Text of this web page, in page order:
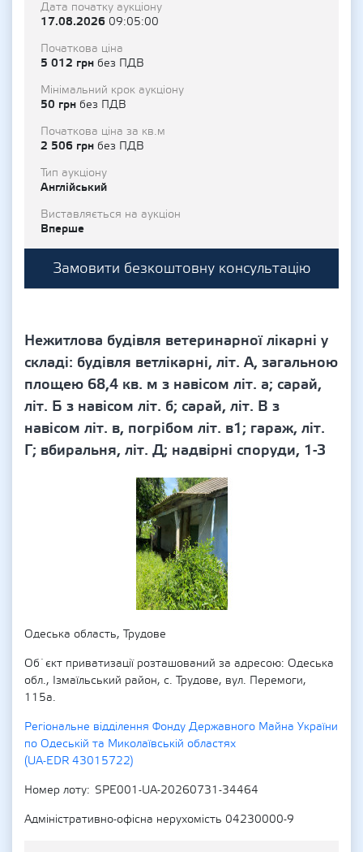
Дата початку аукціону
17.08.2026 09:05:00
Початкова ціна
5 012 грн без ПДВ
Мінімальний крок аукціону
50 грн без ПДВ
Початкова ціна за кв.м
2 506 грн без ПДВ
Тип аукціону
Англійський
Виставляється на аукціон
Вперше
Замовити безкоштовну консультацію
Нежитлова будівля ветеринарної лікарні у
складі: будівля ветлікарні, літ. А, загальною
площею 68,4 кв. м з навісом літ. а; сарай,
літ. Б з навісом літ. б; сарай, літ. В з
навісом літ. в, погрібом літ. в1; гараж, літ.
Г; вбиральня, літ. Д; надвірні споруди, 1-3
Одеська область, Трудове
Об`єкт приватизації розташований за адресою: Одеська
обл., Ізмаїльський район, с. Трудове, вул. Перемоги,
115а.
Регіональне відділення Фонду Державного Майна України
по Одеській та Миколаївській областях
(UA-EDR 43015722)
Номер лоту
SPE001-UA-20260731-34464
Адміністративно-офісна нерухомість 04230000-9